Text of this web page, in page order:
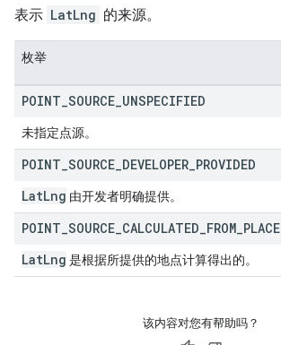
表示 LatLng 的来源。
枚举
POINT SOURCE UNSPECIFIED
未指定点源。
POINT SOURCE DEVELOPER PROVIDED
LatLng 由开发者明确提供。
POINT SOURCE CALCULATED FROM PLACE
LatLng 是根据所提供的地点计算得出的。
该内容对您有帮助吗？